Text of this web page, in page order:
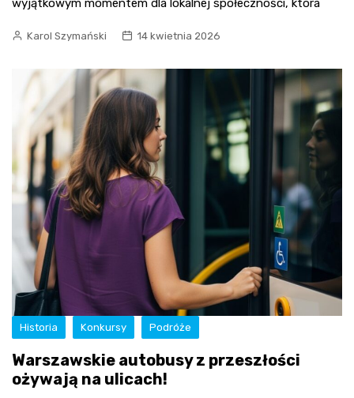
wyjątkowym momentem dla lokalnej społeczności, która
Karol Szymański 14 kwietnia 2026
Historia Konkursy Podróże
Warszawskie autobusy z przeszłości
ożywają na ulicach!